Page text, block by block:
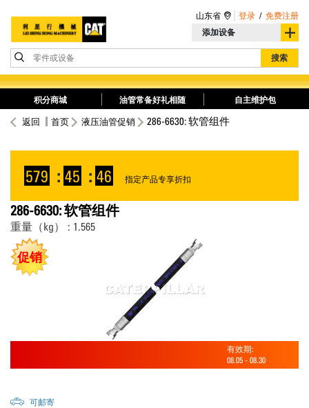
添加设备
零件或设备 搜索
山东省 登录 / 免费注册
积分商城 油管常备好礼相随 自主维护包
返回 首页 液压油管促销 286-6630: 软管组件
579 : 45 : 46 指定产品专享折扣
286-6630: 软管组件
重量（kg） : 1.565
促销
有效期:
08.05 - 08.30
可邮寄